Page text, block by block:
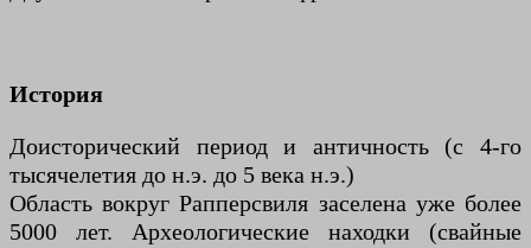
История
Доисторический период и античность (с 4-го
тысячелетия до н.э. до 5 века н.э.)
Область вокруг Рапперсвиля заселена уже более
5000 лет. Археологические находки (свайные